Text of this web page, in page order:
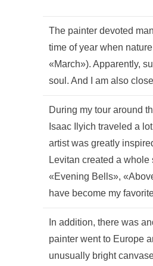
The painter devoted
time of year when
«March»). Apparently,
soul. And I am also
During my tour around
Isaac Ilyich traveled a
artist was greatly
Levitan created a
«Evening Bells»,
have become my
In addition, there was
painter went to Europe
unusually bright